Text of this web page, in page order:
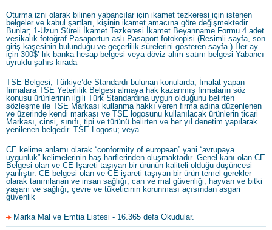
Oturma izni olarak bilinen yabancılar için ikamet tezkeresi için istenen
belgeler ve kabul şartları, kişinin ikamet amacına göre değişmektedir.
Bunlar; 1-Uzun Süreli İkamet Tezkeresi İkamet Beyanname Formu 4 adet
vesikalık fotoğraf Pasaportun aslı Pasaport fotokopisi (Resimli sayfa, son
giriş kaşesinin bulunduğu ve geçerlilik sürelerini gösteren sayfa.) Her ay
için 300$’ lık banka hesap belgesi veya döviz alım satım belgesi Yabancı
uyruklu şahıs kirada
TSE Belgesi; Türkiye’de Standardı bulunan konularda, İmalat yapan
firmalara TSE Yeterlilik Belgesi almaya hak kazanmış firmaların söz
konusu ürünlerinin ilgili Türk Standardına uygun olduğunu belirten
sözleşme ile TSE Markası kullanma hakkı veren firma adına düzenlenen
ve üzerinde kendi markası ve TSE logosunu kullanılacak ürünlerin ticari
Markası, cinsi, sınıfı, tipi ve türünü belirten ve her yıl denetim yapılarak
yenilenen belgedir. TSE Logosu; veya
CE kelime anlamı olarak “conformity of european” yani “avrupaya
uygunluk” kelimelerinin baş harflerinden oluşmaktadır. Genel kanı olan CE
Belgesi olan ve CE İşareti taşıyan bir ürünün kaliteli olduğu düşüncesi
yanlıştır. CE belgesi olan ve CE işareti taşıyan bir ürün temel gerekler
olarak tanımlanan ve insan sağlığı, can ve mal güvenliği, hayvan ve bitki
yaşam ve sağlığı, çevre ve tüketicinin korunması açısından asgari
güvenlik
Marka Mal ve Emtia Listesi - 16.365 defa Okudular.